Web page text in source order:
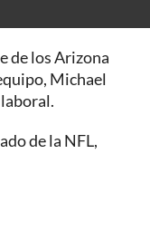
de los Arizona
Michael
de la NFL,